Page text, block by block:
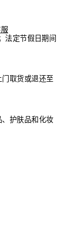
法定节假日期间
取货或退还至
护肤品和化妆